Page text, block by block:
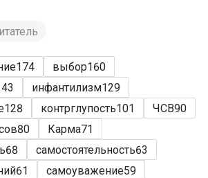
174 выбор160
инфантилизм129
128 контрглупость101 ЧСВ90
80 Карма71
68 самостоятельность63
61 самоуважение59